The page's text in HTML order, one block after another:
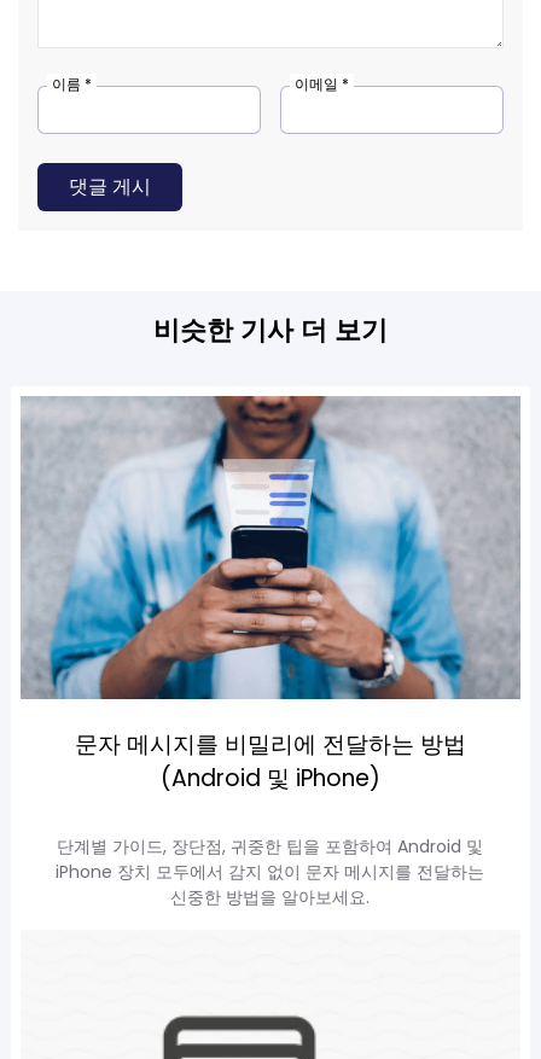
이름 * 이메일 *
댓글 게시
비슷한 기사 더 보기
문자 메시지를 비밀리에 전달하는 방법
(Android 및 iPhone)
단계별 가이드, 장단점, 귀중한 팁을 포함하여 Android 및
iPhone 장치 모두에서 감지 없이 문자 메시지를 전달하는
신중한 방법을 알아보세요.